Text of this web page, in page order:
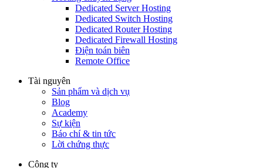
Dedicated Server Hosting
Dedicated Switch Hosting
Dedicated Router Hosting
Dedicated Firewall Hosting
Điện toán biên
Remote Office
Tài nguyên
Sản phẩm và dịch vụ
Blog
Academy
Sự kiện
Báo chí & tin tức
Lời chứng thực
Công ty